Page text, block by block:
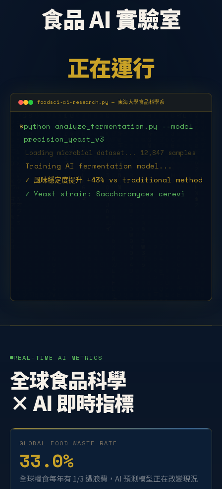
食品 AI 實驗室
正在運行
foodsci-ai-research.py — 東海大學食品科學系
$python analyze_fermentation.py --model
precision_yeast_v3
Loading microbial dataset... 12,847 samples
Training AI fermentation model...
✓ 風味穩定度提升 +43% vs traditional method
✓ Yeast strain: Saccharomyces
REAL-TIME AI METRICS
全球食品科學
× AI 即時指標
GLOBAL FOOD WASTE RATE
33.0%
全球糧食每年有 1/3 遭浪費，AI 預測模型正在改變現況